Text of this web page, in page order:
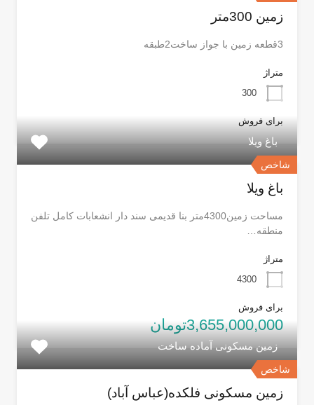
زمین 300متر
3قطعه زمین با جواز ساخت2طبقه
متراژ
300
برای فروش
شاخص
باغ ویلا
باغ ویلا
مساحت زمین4300متر بنا قدیمی سند دار انشعابات کامل تلفن
منطقه…
متراژ
4300
برای فروش
3,655,000,000تومان
شاخص
زمین مسکونی آماده ساخت
زمین مسکونی فلکده(عباس آباد)